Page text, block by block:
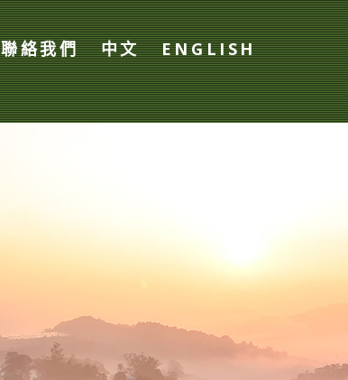
聯絡我們 中文 ENGLISH